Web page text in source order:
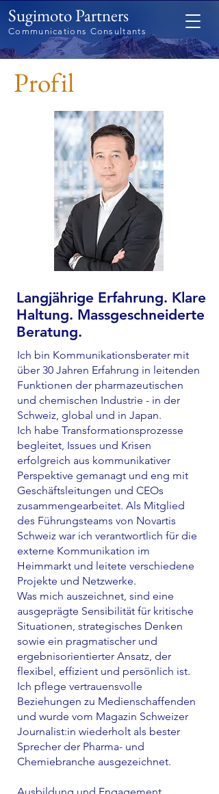
Sugimoto Partners
Communications Consultants
Profil
Langjährige Erfahrung. Klare
Haltung. Massgeschneiderte
Beratung.
Ich bin Kommunikationsberater mit
über 30 Jahren Erfahrung in leitenden
Funktionen der pharmazeutischen
und chemischen Industrie - in der
Schweiz, global und in Japan.
Ich habe Transformationsprozesse
begleitet, Issues und Krisen
erfolgreich aus kommunikativer
Perspektive gemanagt und eng mit
Geschäftsleitungen und CEOs
zusammengearbeitet. Als Mitglied
des Führungsteams von Novartis
Schweiz war ich verantwortlich für die
externe Kommunikation im
Heimmarkt und leitete verschiedene
Projekte und Netzwerke.
Was mich auszeichnet, sind eine
ausgeprägte Sensibilität für kritische
Situationen, strategisches Denken
sowie ein pragmatischer und
ergebnisorientierter Ansatz, der
flexibel, effizient und persönlich ist.
Ich pflege vertrauensvolle
Beziehungen zu Medienschaffenden
und wurde vom Magazin Schweizer
Journalist:in wiederholt als bester
Sprecher der Pharma- und
Chemiebranche ausgezeichnet.